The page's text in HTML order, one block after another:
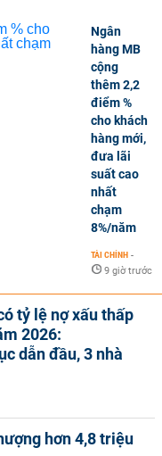
Ngân
hàng MB
cộng
thêm 2,2
điểm %
cho khách
hàng mới,
đưa lãi
suất cao
nhất
chạm
8%/năm
TÀI CHÍNH -
9 giờ trước
tỷ lệ nợ xấu thấp
2026:
dẫn đầu, 3 nhà
hơn 4,8 triệu